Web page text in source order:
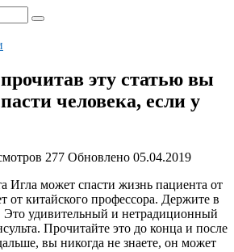
эту статью вы
человека, если у
277 Обновлено 05.04.2019
Игла может спасти жизнь пациента от
китайского профессора. Держите в
удивительный и нетрадиционный
Прочитайте это до конца и после
вы никогда не знаете, он может